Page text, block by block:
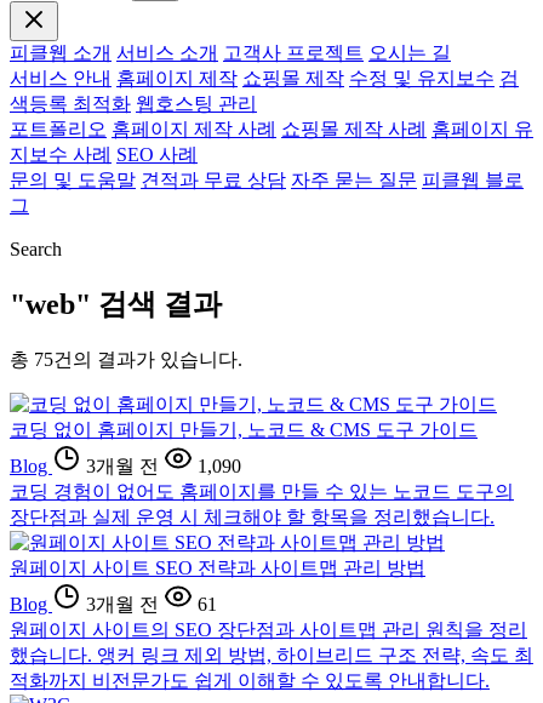
피클웹 소개 서비스 소개 고객사 프로젝트 오시는 길
서비스 안내 홈페이지 제작 쇼핑몰 제작 수정 및 유지보수 검
색등록 최적화 웹호스팅 관리
포트폴리오 홈페이지 제작 사례 쇼핑몰 제작 사례 홈페이지 유
지보수 사례 SEO 사례
문의 및 도움말 견적과 무료 상담 자주 묻는 질문 피클웹 블로
그
Search
"web" 검색 결과
총 75건의 결과가 있습니다.
코딩 없이 홈페이지 만들기, 노코드 & CMS 도구 가이드
Blog
3개월 전
1,090
코딩 경험이 없어도 홈페이지를 만들 수 있는 노코드 도구의
장단점과 실제 운영 시 체크해야 할 항목을 정리했습니다.
원페이지 사이트 SEO 전략과 사이트맵 관리 방법
Blog
3개월 전
61
원페이지 사이트의 SEO 장단점과 사이트맵 관리 원칙을 정리
했습니다. 앵커 링크 제외 방법, 하이브리드 구조 전략, 속도 최
적화까지 비전문가도 쉽게 이해할 수 있도록 안내합니다.